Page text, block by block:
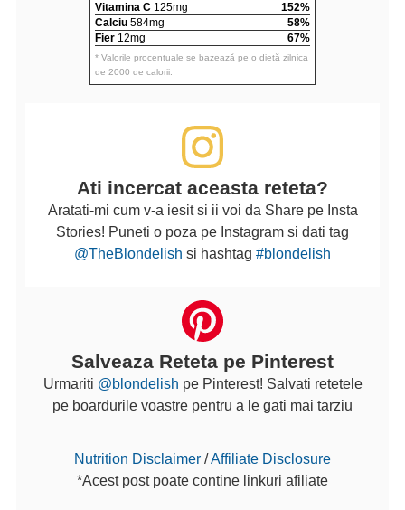
Vitamina C 125mg
152%
Calciu 584mg
58%
Fier 12mg 67%
* Valorile procentuale se bazează pe o dietă zilnica
de 2000 de calorii.
Ati incercat aceasta reteta?
Aratati-mi cum v-a iesit si ii voi da Share pe Insta
Stories! Puneti o poza pe Instagram si dati tag
@TheBlondelish si hashtag #blondelish
Salveaza Reteta pe Pinterest
Urmariti @blondelish pe Pinterest! Salvati retetele
pe boardurile voastre pentru a le gati mai tarziu
Nutrition Disclaimer /Affiliate Disclosure
*Acest post poate contine linkuri afiliate